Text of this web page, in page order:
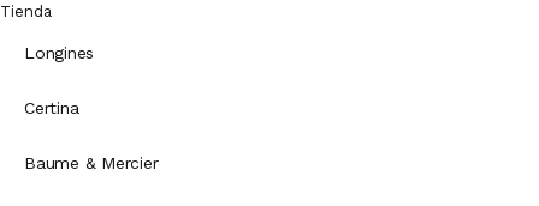
Tienda
Longines
Certina
Baume & Mercier